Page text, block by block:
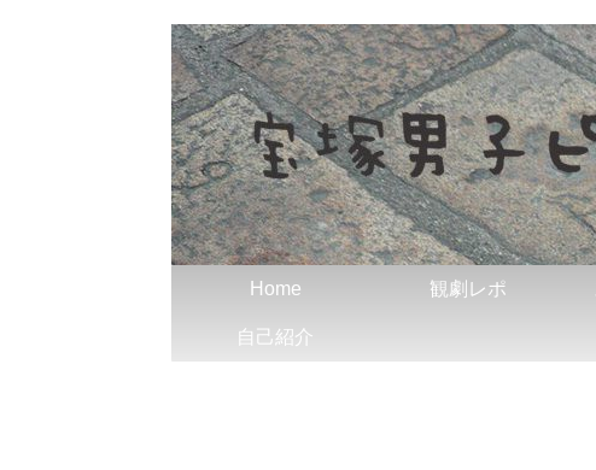
Home 観劇レポ
自己紹介